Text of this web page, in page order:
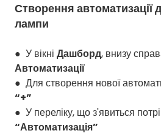
Створення автоматизації
лампи
● У вікні Дашборд, внизу
Автоматизації
● Для створення нової
“+”
● У переліку, що з'явиться
“Автоматизація”